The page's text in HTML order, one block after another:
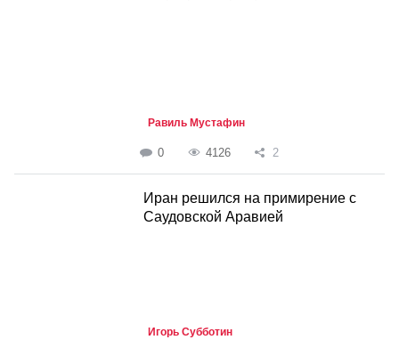
Равиль Мустафин
0 4126 2
Иран решился на примирение с
Саудовской Аравией
Игорь Субботин